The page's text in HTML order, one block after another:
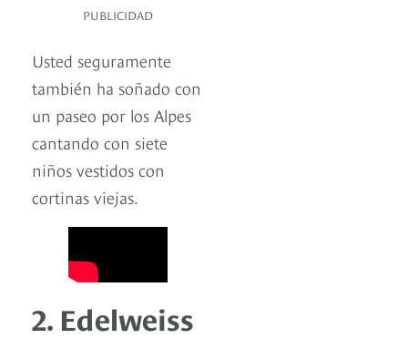
PUBLICIDAD
Usted seguramente
también ha soñado con
un paseo por los Alpes
cantando con siete
niños vestidos con
cortinas viejas.
2. Edelweiss